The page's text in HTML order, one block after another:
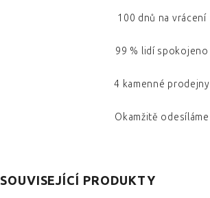
100 dnů na vrácení
99 % lidí spokojeno
4 kamenné prodejny
Okamžitě odesíláme
SOUVISEJÍCÍ PRODUKTY